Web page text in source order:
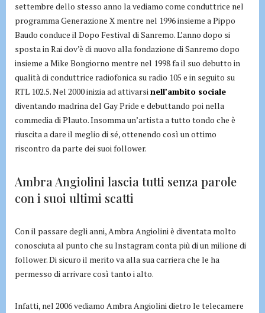
settembre dello stesso anno la vediamo come conduttrice nel
programma Generazione X mentre nel 1996 insieme a Pippo
Baudo conduce il Dopo Festival di Sanremo. L’anno dopo si
sposta in Rai dov’è di nuovo alla fondazione di Sanremo dopo
insieme a Mike Bongiorno mentre nel 1998 fa il suo debutto in
qualità di conduttrice radiofonica su radio 105 e in seguito su
RTL 102.5. Nel 2000 inizia ad attivarsinell’ambito sociale
diventando madrina del Gay Pride e debuttando poi nella
commedia di Plauto. Insomma un’artista a tutto tondo che è
riuscita a dare il meglio di sé, ottenendo così un ottimo
riscontro da parte dei suoi follower.
Ambra Angiolini lascia tutti senza parole
con i suoi ultimi scatti
Con il passare degli anni, Ambra Angiolini è diventata molto
conosciuta al punto che su Instagram conta più di un milione di
follower. Di sicuro il merito va alla sua carriera che le ha
permesso di arrivare così tanto i alto.
Infatti, nel 2006 vediamo Ambra Angiolini dietro le telecamere